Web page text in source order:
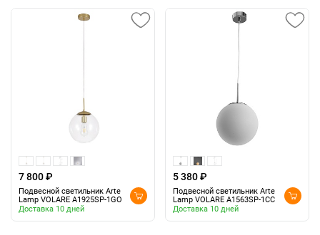
7 800 ₽
Подвесной светильник Arte
Lamp VOLARE A1925SP-1GO
Доставка 10 дней
5 380 ₽
Подвесной светильник Arte
Lamp VOLARE A1563SP-1CC
Доставка 10 дней